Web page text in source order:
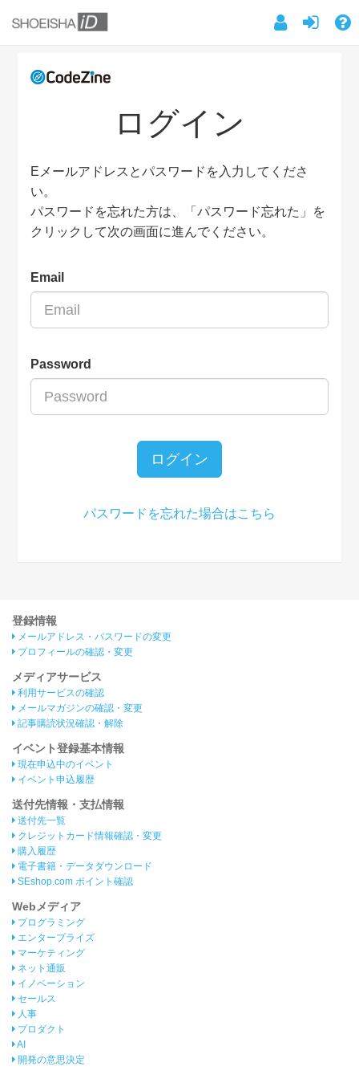
ログイン
Eメールアドレスとパスワードを入力してくださ
い。
パスワードを忘れた方は、「パスワード忘れた」を
クリックして次の画面に進んでください。
Email
Password
ログイン
パスワードを忘れた場合はこちら
登録情報
メールアドレス・パスワードの変更
プロフィールの確認・変更
メディアサービス
利用サービスの確認
メールマガジンの確認・変更
記事購読状況確認・解除
イベント登録基本情報
現在申込中のイベント
イベント申込履歴
送付先情報・支払情報
送付先一覧
クレジットカード情報確認・変更
購入履歴
電子書籍・データダウンロード
SEshop.com ポイント確認
Webメディア
プログラミング
エンタープライズ
マーケティング
ネット通販
イノベーション
セールス
人事
プロダクト
AI
開発の意思決定